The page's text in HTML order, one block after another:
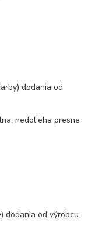
dodania od
nedolieha presne
dodania od výrobcu